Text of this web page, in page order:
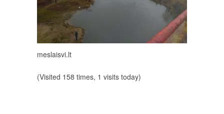
meslaisvi.lt
(Visited 158 times, 1 visits today)